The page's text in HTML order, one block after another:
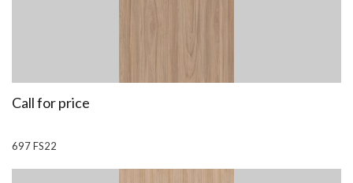
Call for price
697 FS22